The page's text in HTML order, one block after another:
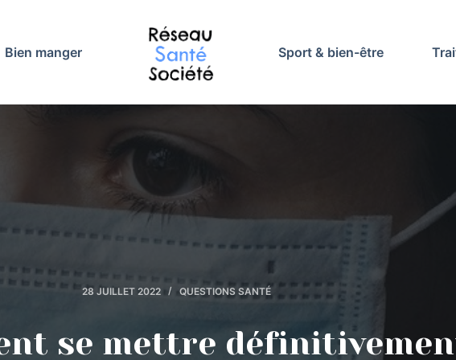
Bien manger Sport & bien-être
28 JUILLET 2022 QUESTIONS SANTÉ
se mettre